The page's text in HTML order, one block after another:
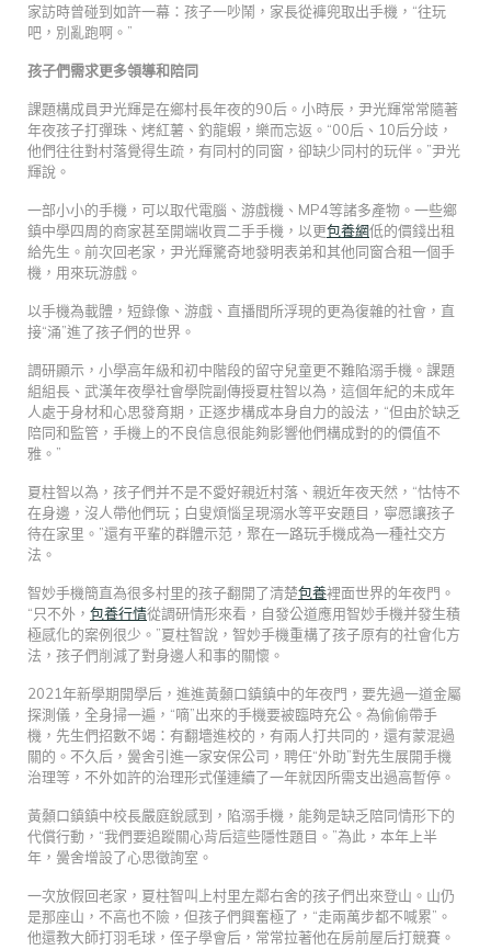
家訪時曾碰到如許一幕：孩子一吵鬧，家長從褲兜取出手機，“往玩
吧，別亂跑啊。”
孩子們需求更多領導和陪同
課題構成員尹光輝是在鄉村長年夜的90后。小時辰，尹光輝常常隨著
年夜孩子打彈珠、烤紅薯、釣龍蝦，樂而忘返。“00后、10后分歧，
他們往往對村落覺得生疏，有同村的同窗，卻缺少同村的玩伴。”尹光
輝說。
一部小小的手機，可以取代電腦、游戲機、MP4等諸多產物。一些鄉
鎮中學四周的商家甚至開端收買二手手機，以更包養網低的價錢出租
給先生。前次回老家，尹光輝驚奇地發明表弟和其他同窗合租一個手
機，用來玩游戲。
以手機為載體，短錄像、游戲、直播間所浮現的更為復雜的社會，直
接“涌”進了孩子們的世界。
調研顯示，小學高年級和初中階段的留守兒童更不難陷溺手機。課題
組組長、武漢年夜學社會學院副傳授夏柱智以為，這個年紀的未成年
人處于身材和心思發育期，正逐步構成本身自力的設法，“但由於缺乏
陪同和監管，手機上的不良信息很能夠影響他們構成對的的價值不
雅。”
夏柱智以為，孩子們并不是不愛好親近村落、親近年夜天然，“怙恃不
在身邊，沒人帶他們玩；白叟煩惱呈現溺水等平安題目，寧愿讓孩子
待在家里。”還有平輩的群體示范，聚在一路玩手機成為一種社交方
法。
智妙手機簡直為很多村里的孩子翻開了清楚包養裡面世界的年夜門。
“只不外， 包養行情從調研情形來看，自發公道應用智妙手機并發生積
極感化的案例很少。”夏柱智說，智妙手機重構了孩子原有的社會化方
法，孩子們削減了對身邊人和事的關懷。
2021年新學期開學后，進進黃顙口鎮鎮中的年夜門，要先過一道金屬
探測儀，全身掃一遍，“嘀”出來的手機要被臨時充公。為偷偷帶手
機，先生們招數不竭：有翻墻進校的，有兩人打共同的，還有蒙混過
關的。不久后，黌舍引進一家安保公司，聘任“外助”對先生展開手機
治理等，不外如許的治理形式僅連續了一年就因所需支出過高暫停。
黃顙口鎮鎮中校長嚴庭銳感到，陷溺手機，能夠是缺乏陪同情形下的
代償行動，“我們要追蹤關心背后這些隱性題目。”為此，本年上半
年，黌舍增設了心思徵詢室。
一次放假回老家，夏柱智叫上村里左鄰右舍的孩子們出來登山。山仍
是那座山，不高也不險，但孩子們興奮極了，“走兩萬步都不喊累”。
他還教大師打羽毛球，侄子學會后，常常拉著他在房前屋后打競賽。